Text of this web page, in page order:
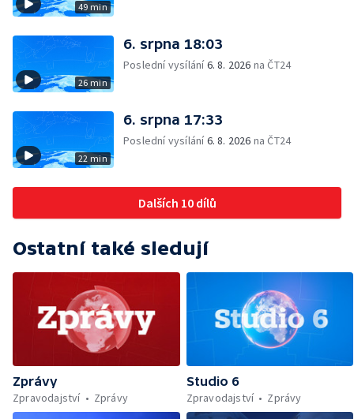
49 min
26 min
6. srpna 18:03
Poslední vysílání6. 8. 2026 na ČT24
22 min
6. srpna 17:33
Poslední vysílání6. 8. 2026 na ČT24
Dalších 10 dílů
Ostatní také sledují
Zprávy
Zpravodajství
Zprávy
Studio 6
Zpravodajství
Zprávy